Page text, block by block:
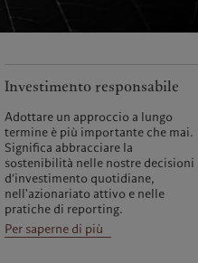
Investimento responsabile
Adottare un approccio a lungo
termine è più importante che mai.
Significa abbracciare la
sostenibilità nelle nostre decisioni
d’investimento quotidiane,
nell'azionariato attivo e nelle
pratiche di reporting.
Per saperne di più